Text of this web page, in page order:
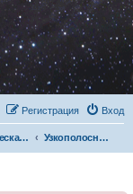
Вход
Регистрация
Астрономическая фотография Узкополосные снимки